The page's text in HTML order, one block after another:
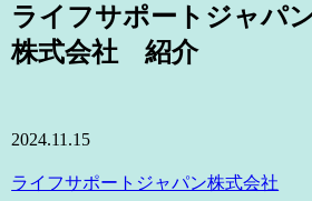
ライフサポートジャパ
株式会社 紹介
2024.11.15
ライフサポートジャパン株式会社